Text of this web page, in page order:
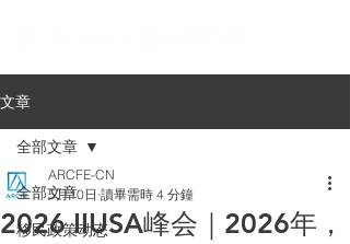
文章
全部文章
移民政策动态
全部文章
2026 IIUSA峰会｜2026年，
ARCFE-CN
5月10日 讀畢需時 4 分鐘